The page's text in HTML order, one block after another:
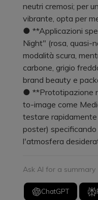
neutri cremosi; per
vibrante, opta per
● **Applicazioni
Night" (rosa, quasi-
modalità scura,
carbone, grigio
brand beauty e
● **Prototipazione
to-image come
testare rapidamente
poster) specificando
l'atmosfera
Ask AI for a summary
ChatGPT